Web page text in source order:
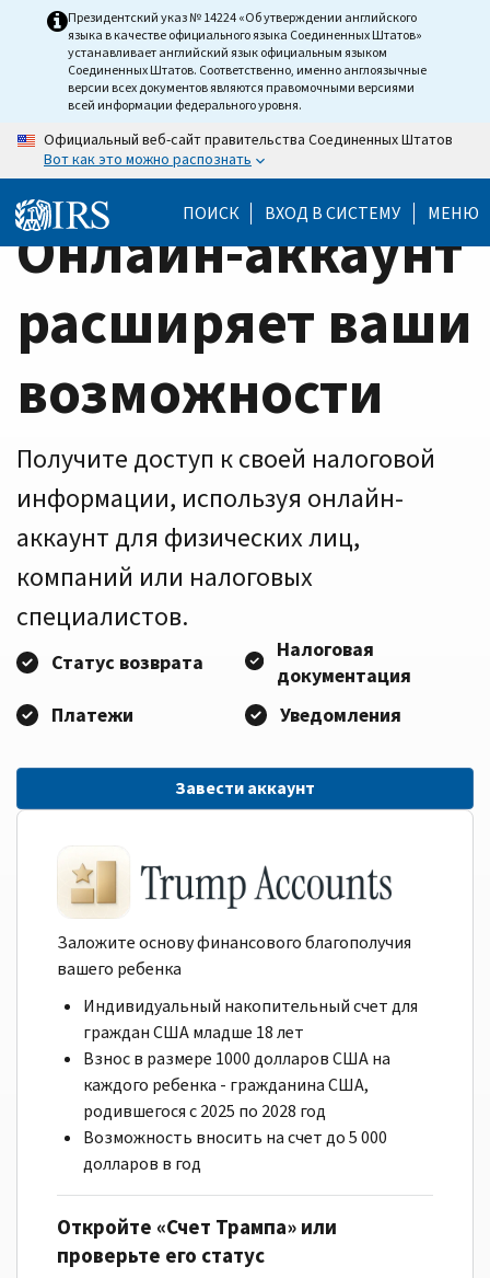
HomeПрезидентский указ № 14224 «Об утверждении английского
языка в качестве официального языка Соединенных Штатов»
устанавливает английский язык официальным языком
Соединенных Штатов. Соответственно, именно англоязычные
версии всех документов являются правомочными версиями
всей информации федерального уровня.
Официальный веб-сайт правительства Соединенных Штатов
Вот как это можно распознать
ПОИСК ВХОД В СИСТЕМУ МЕНЮ
Онлайн-аккаунт
расширяет ваши
возможности
Получите доступ к своей налоговой
информации, используя онлайн-
аккаунт для физических лиц,
компаний или налоговых
специалистов.
Статус возврата
Налоговая
документация
Платежи
Уведомления
Завести аккаунт
Заложите основу финансового благополучия
вашего ребенка
Индивидуальный накопительный счет для
граждан США младше 18 лет
Взнос в размере 1000 долларов США на
каждого ребенка - гражданина США,
родившегося с 2025 по 2028 год
Возможность вносить на счет до 5 000
долларов в год
Откройте «Счет Трампа» или
проверьте его статус